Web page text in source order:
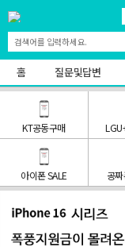
홈 질문및답변
KT공동구매
아이폰 SALE 공